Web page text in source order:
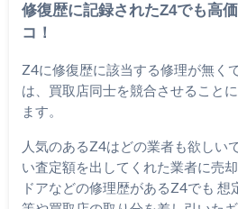
修復歴に記録されたZ4でも高
コ！
Z4に修復歴に該当する修理が無く
は、買取店同士を競合させること
ます。
人気のあるZ4はどの業者も欲しい
い査定額を出してくれた業者に売
ドアなどの修理歴があるZ4でも